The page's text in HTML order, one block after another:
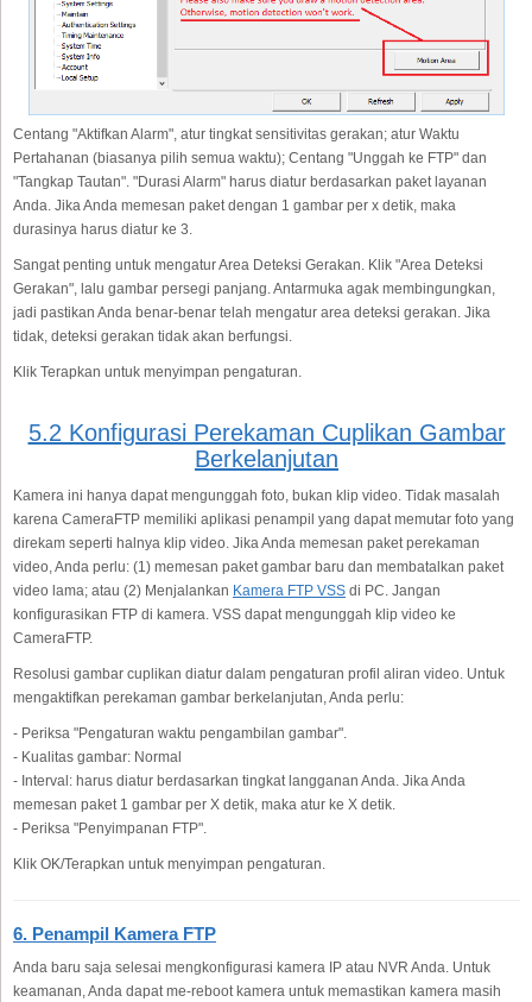
Centang "Aktifkan Alarm", atur tingkat sensitivitas gerakan; atur Waktu
Pertahanan (biasanya pilih semua waktu); Centang "Unggah ke FTP" dan
"Tangkap Tautan". "Durasi Alarm" harus diatur berdasarkan paket layanan
Anda. Jika Anda memesan paket dengan 1 gambar per x detik, maka
durasinya harus diatur ke 3.
Sangat penting untuk mengatur Area Deteksi Gerakan. Klik "Area Deteksi
Gerakan", lalu gambar persegi panjang. Antarmuka agak membingungkan,
jadi pastikan Anda benar-benar telah mengatur area deteksi gerakan. Jika
tidak, deteksi gerakan tidak akan berfungsi.
Klik Terapkan untuk menyimpan pengaturan.
5.2 Konfigurasi Perekaman Cuplikan Gambar
Berkelanjutan
Kamera ini hanya dapat mengunggah foto, bukan klip video. Tidak masalah
karena CameraFTP memiliki aplikasi penampil yang dapat memutar foto yang
direkam seperti halnya klip video. Jika Anda memesan paket perekaman
video, Anda perlu: (1) memesan paket gambar baru dan membatalkan paket
video lama; atau (2) Menjalankan Kamera FTP VSS di PC. Jangan
konfigurasikan FTP di kamera. VSS dapat mengunggah klip video ke
CameraFTP.
Resolusi gambar cuplikan diatur dalam pengaturan profil aliran video. Untuk
mengaktifkan perekaman gambar berkelanjutan, Anda perlu:
- Periksa "Pengaturan waktu pengambilan gambar".
- Kualitas gambar: Normal
- Interval: harus diatur berdasarkan tingkat langganan Anda. Jika Anda
memesan paket 1 gambar per X detik, maka atur ke X detik.
- Periksa "Penyimpanan FTP".
Klik OK/Terapkan untuk menyimpan pengaturan.
6. Penampil Kamera FTP
Anda baru saja selesai mengkonfigurasi kamera IP atau NVR Anda. Untuk
keamanan, Anda dapat me-reboot kamera untuk memastikan kamera masih